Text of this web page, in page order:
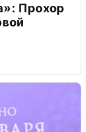
Прохор